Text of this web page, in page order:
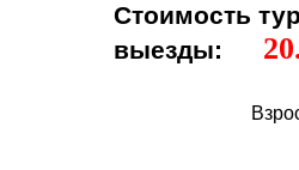
Стоимость
выезды:
В